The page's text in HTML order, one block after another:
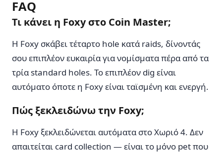
FAQ
Τι κάνει η Foxy στο Coin Master;
Η Foxy σκάβει τέταρτο hole κατά raids, δίνοντάς
σου επιπλέον ευκαιρία για νομίσματα πέρα από τα
τρία standard holes. Το επιπλέον dig είναι
αυτόματο όποτε η Foxy είναι ταϊσμένη και ενεργή.
Πώς ξεκλειδώνω την Foxy;
Η Foxy ξεκλειδώνεται αυτόματα στο Χωριό 4. Δεν
απαιτείται card collection — είναι το μόνο pet που